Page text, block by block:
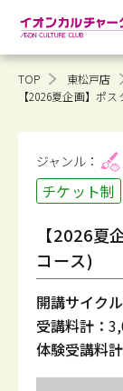
TOP 東松戸店
【2026夏企画】ポ
ジャンル：
チケット制
【2026夏
コース)
開講サイクル
受講料計：
体験受講料計